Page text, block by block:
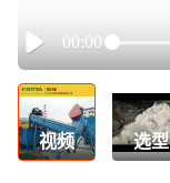
Play
00:00
视频 选型